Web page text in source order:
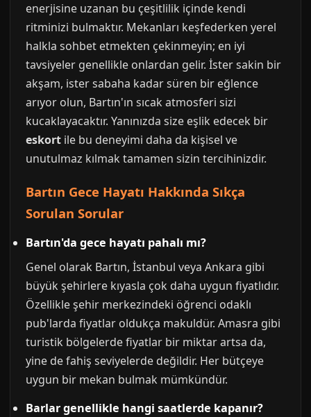
enerjisine uzanan bu çeşitlilik içinde kendi
ritminizi bulmaktır. Mekanları keşfederken yerel
halkla sohbet etmekten çekinmeyin; en iyi
tavsiyeler genellikle onlardan gelir. İster sakin bir
akşam, ister sabaha kadar süren bir eğlence
arıyor olun, Bartın'ın sıcak atmosferi sizi
kucaklayacaktır. Yanınızda size eşlik edecek bir
eskort ile bu deneyimi daha da kişisel ve
unutulmaz kılmak tamamen sizin tercihinizdir.
Bartın Gece Hayatı Hakkında Sıkça
Sorulan Sorular
Bartın'da gece hayatı pahalı mı?
Genel olarak Bartın, İstanbul veya Ankara gibi
büyük şehirlere kıyasla çok daha uygun fiyatlıdır.
Özellikle şehir merkezindeki öğrenci odaklı
pub'larda fiyatlar oldukça makuldür. Amasra gibi
turistik bölgelerde fiyatlar bir miktar artsa da,
yine de fahiş seviyelerde değildir. Her bütçeye
uygun bir mekan bulmak mümkündür.
Barlar genellikle hangi saatlerde kapanır?